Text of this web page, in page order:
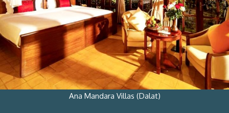
Ana Mandara Villas (Dalat)